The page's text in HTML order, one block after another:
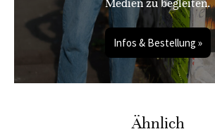
Medien zu begleiten.
Infos & Bestellung »
Ähnlich